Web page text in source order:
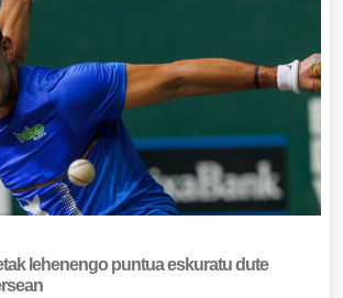
lehenengo puntua eskuratu dute